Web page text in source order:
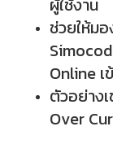
ผู้ใช้งาน
ช่วยให้
Online เ
ตัวอย่าง
Over